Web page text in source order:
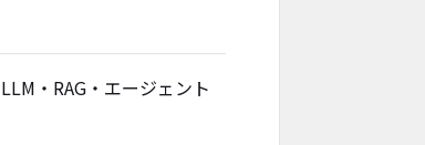
・RAG・エージェント